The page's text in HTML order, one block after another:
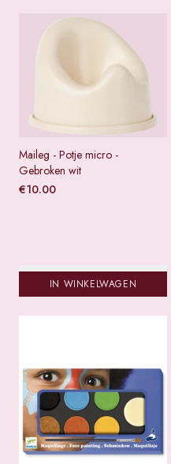
Maileg - Potje micro -
Gebroken wit
€10.00
IN WINKELWAGEN